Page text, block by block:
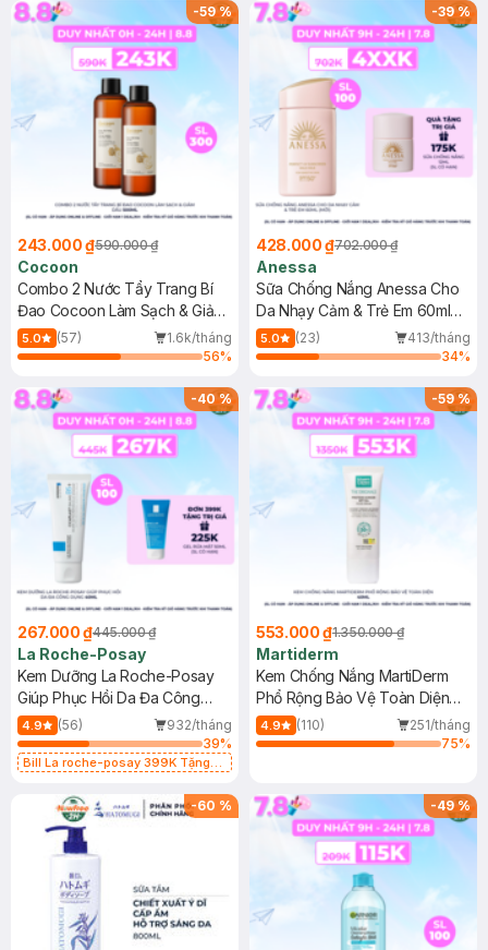
-59%
243.000 ₫590.000 ₫
Cocoon
Combo 2 Nước Tẩy Trang Bí
Đao Cocoon Làm Sạch & Giảm
Dầu 500ml
5.0 (57)
1.6k/tháng
56%
-39%
428.000 ₫702.000 ₫
Anessa
Sữa Chống Nắng Anessa Cho
Da Nhạy Cảm & Trẻ Em 60ml
(Mới)
5.0 (23)
413/tháng
34%
-40%
267.000 ₫445.000 ₫
La Roche-Posay
Kem Dưỡng La Roche-Posay
Giúp Phục Hồi Da Đa Công
Dụng 40ml
4.9 (56)
932/tháng
39%
Bill La roche-posay 399K Tặng
(SL có hạn)
-59%
553.000 ₫1.350.000 ₫
Martiderm
Kem Chống Nắng MartiDerm
Phổ Rộng Bảo Vệ Toàn Diện
40ml
4.9 (110)
251/tháng
75%
-60 % -49%